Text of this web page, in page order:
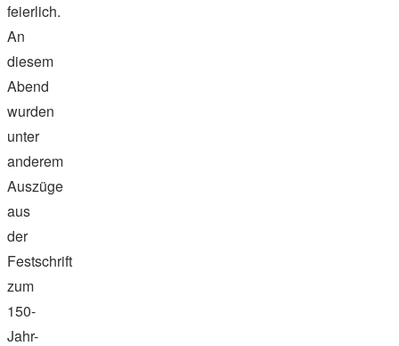
feierlich.
An
diesem
Abend
wurden
unter
anderem
Auszüge
aus
der
Festschrift
zum
150-
Jahr-